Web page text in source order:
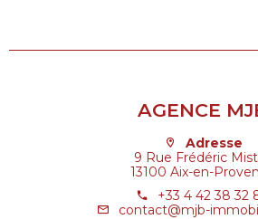
AGENCE
Adresse
9 Rue Frédéric
13100 Aix-en-
+33 4 42 38 32
contact@mjb-